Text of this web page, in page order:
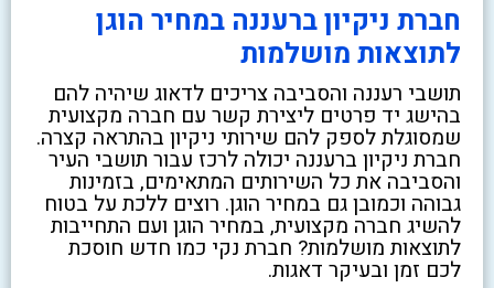
חברת ניקיון ברעננה במחיר הוגן
לתוצאות מושלמות
תושבי רעננה והסביבה צריכים לדאוג שיהיה להם
בהישג יד פרטים ליצירת קשר עם חברה מקצועית
שמסוגלת לספק להם שירותי ניקיון בהתראה קצרה.
חברת ניקיון ברעננה יכולה לרכז עבור תושבי העיר
והסביבה את כל השירותים המתאימים, בזמינות
גבוהה וכמובן גם במחיר הוגן. רוצים ללכת על בטוח
להשיג חברה מקצועית, במחיר הוגן ועם התחייבות
לתוצאות מושלמות? חברת נקי כמו חדש חוסכת
לכם זמן ובעיקר דאגות.